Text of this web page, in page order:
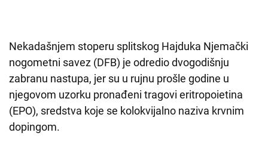
Nekadašnjem stoperu splitskog Hajduka Njemački
nogometni savez (DFB) je odredio dvogodišnju
zabranu nastupa, jer su u rujnu prošle godine u
njegovom uzorku pronađeni tragovi eritropoietina
(EPO), sredstva koje se kolokvijalno naziva krvnim
dopingom.